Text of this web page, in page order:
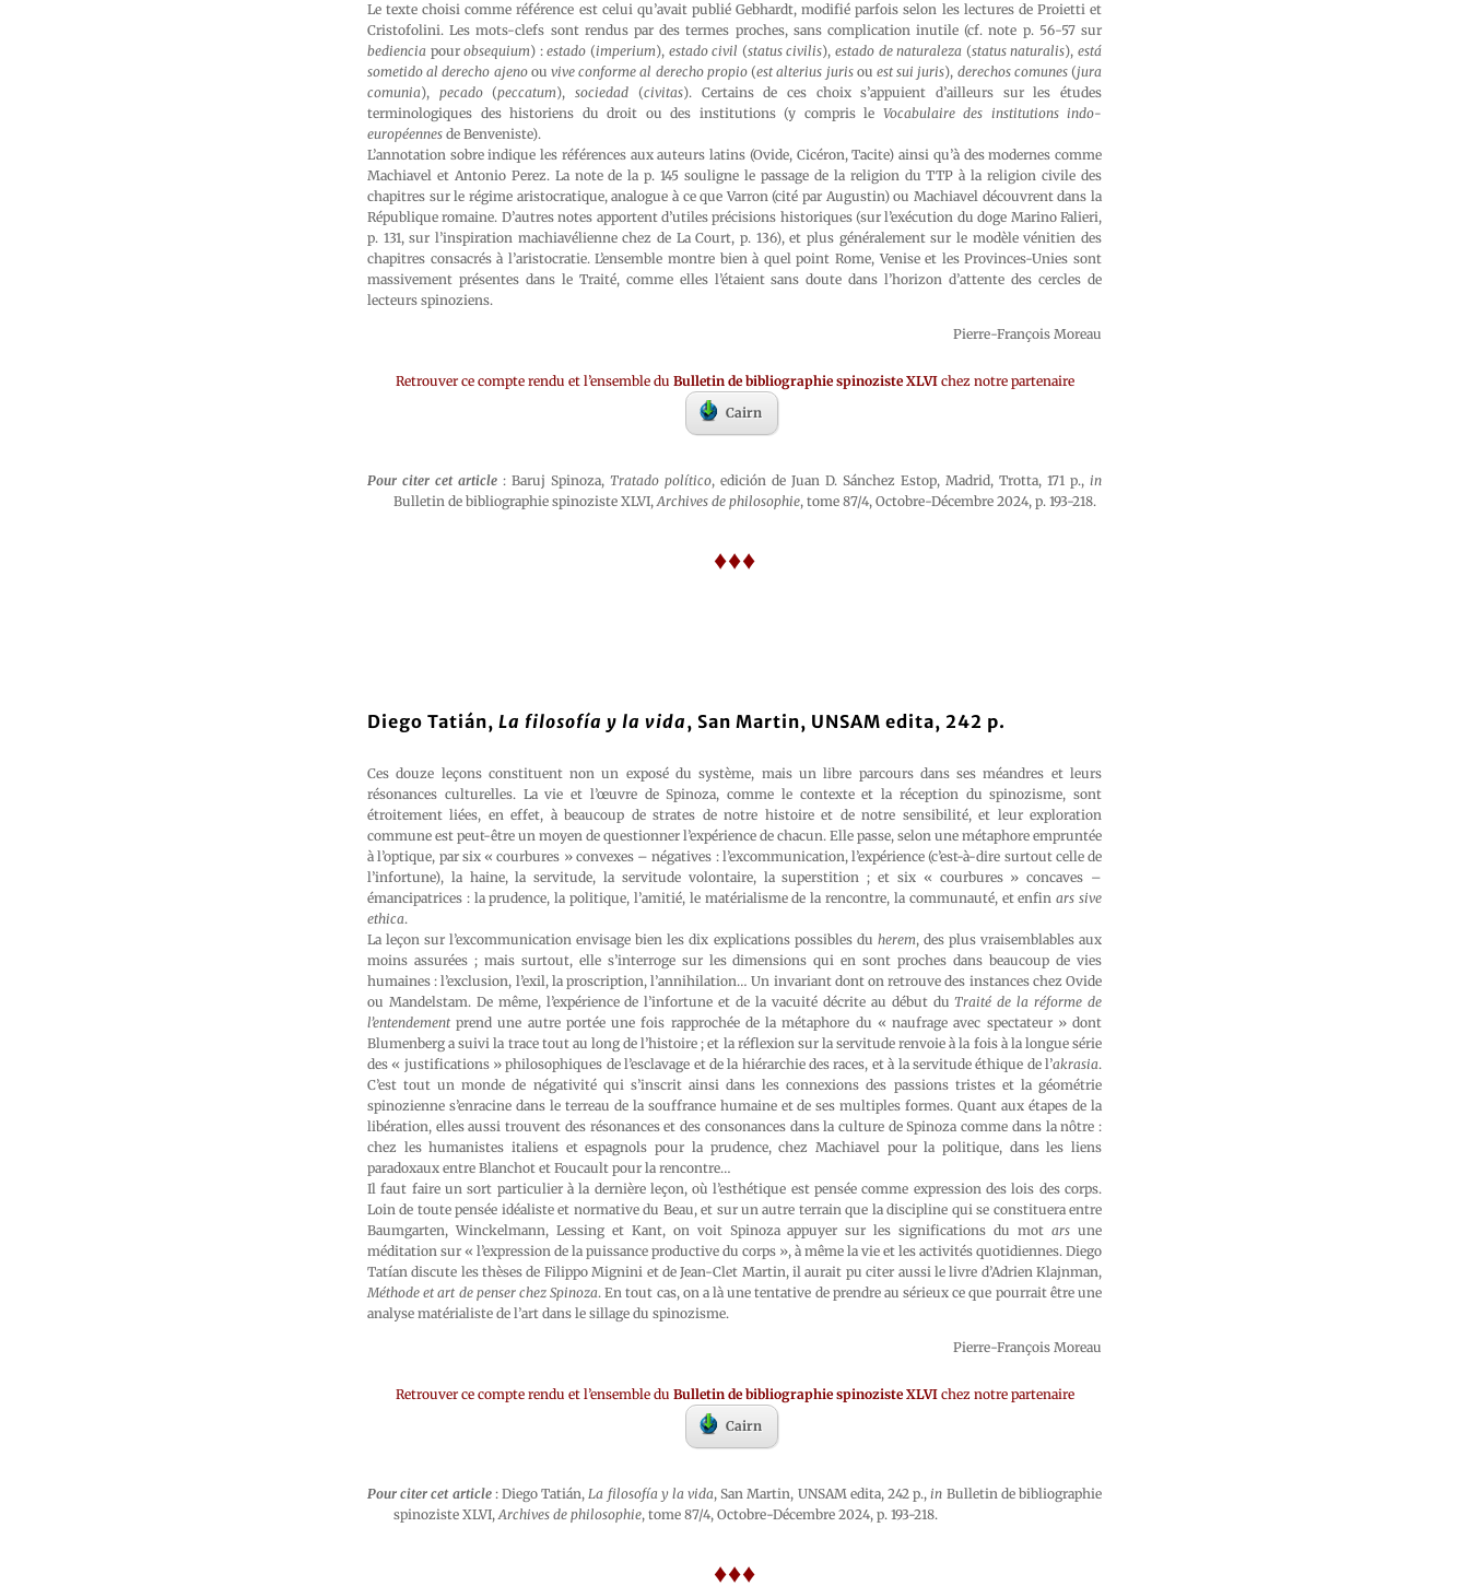
Le texte choisi comme référence est celui qu’avait publié Gebhardt, modifié parfois selon les lectures de Proietti et
Cristofolini. Les mots-clefs sont rendus par des termes proches, sans complication inutile (cf. note p. 56-57 sur
bediencia pourobsequium) :estado (imperium), estado civil (status civilis),estado de naturaleza (status naturalis),está
sometido al derecho ajenoouvive conforme al derecho propio(est alterius jurisou est sui juris), derechos comunes(jura
comunia), pecado(peccatum),sociedad (civitas). Certains de ces choix s’appuient d’ailleurs sur les études
terminologiques des historiens du droit ou des institutions (y compris le Vocabulaire des institutions indo-
européennes de Benveniste).
L’annotation sobre indique les références aux auteurs latins (Ovide, Cicéron, Tacite) ainsi qu’à des modernes comme
Machiavel et Antonio Perez. La note de la p. 145 souligne le passage de la religion du TTP à la religion civile des
chapitres sur le régime aristocratique, analogue à ce que Varron (cité par Augustin) ou Machiavel découvrent dans la
République romaine. D’autres notes apportent d’utiles précisions historiques (sur l’exécution du doge Marino Falieri,
p. 131, sur l’inspiration machiavélienne chez de La Court, p. 136), et plus généralement sur le modèle vénitien des
chapitres consacrés à l’aristocratie. L’ensemble montre bien à quel point Rome, Venise et les Provinces-Unies sont
massivement présentes dans le Traité, comme elles l’étaient sans doute dans l’horizon d’attente des cercles de
lecteurs spinoziens.
Pierre-François Moreau
Retrouver ce compte rendu et l’ensemble du Bulletin de bibliographie spinoziste XLVIchez notre partenaire
Cairn
Pour citer cet article : Baruj Spinoza, Tratado político, edición de Juan D. Sánchez Estop, Madrid, Trotta, 171 p., in
Bulletin de bibliographie spinoziste XLVI,Archives de philosophie, tome 87/4, Octobre-Décembre 2024, p. 193-218.
♦♦♦
Diego Tatián, La filosofía y la vida, San Martin, UNSAM edita, 242 p.
Ces douze leçons constituent non un exposé du système, mais un libre parcours dans ses méandres et leurs
résonances culturelles. La vie et l’œuvre de Spinoza, comme le contexte et la réception du spinozisme, sont
étroitement liées, en effet, à beaucoup de strates de notre histoire et de notre sensibilité, et leur exploration
commune est peut-être un moyen de questionner l’expérience de chacun. Elle passe, selon une métaphore empruntée
à l’optique, par six « courbures » convexes – négatives : l’excommunication, l’expérience (c’est-à-dire surtout celle de
l’infortune), la haine, la servitude, la servitude volontaire, la superstition ; et six « courbures » concaves –
émancipatrices : la prudence, la politique, l’amitié, le matérialisme de la rencontre, la communauté, et enfinars sive
ethica.
La leçon sur l’excommunication envisage bien les dix explications possibles du herem, des plus vraisemblables aux
moins assurées ; mais surtout, elle s’interroge sur les dimensions qui en sont proches dans beaucoup de vies
humaines : l’exclusion, l’exil, la proscription, l’annihilation… Un invariant dont on retrouve des instances chez Ovide
ou Mandelstam. De même, l’expérience de l’infortune et de la vacuité décrite au début duTraité de la réforme de
l’entendement prend une autre portée une fois rapprochée de la métaphore du « naufrage avec spectateur » dont
Blumenberg a suivi la trace tout au long de l’histoire ; et la réflexion sur la servitude renvoie à la fois à la longue série
des « justifications » philosophiques de l’esclavage et de la hiérarchie des races, et à la servitude éthique de l’akrasia.
C’est tout un monde de négativité qui s’inscrit ainsi dans les connexions des passions tristes et la géométrie
spinozienne s’enracine dans le terreau de la souffrance humaine et de ses multiples formes. Quant aux étapes de la
libération, elles aussi trouvent des résonances et des consonances dans la culture de Spinoza comme dans la nôtre :
chez les humanistes italiens et espagnols pour la prudence, chez Machiavel pour la politique, dans les liens
paradoxaux entre Blanchot et Foucault pour la rencontre…
Il faut faire un sort particulier à la dernière leçon, où l’esthétique est pensée comme expression des lois des corps.
Loin de toute pensée idéaliste et normative du Beau, et sur un autre terrain que la discipline qui se constituera entre
Baumgarten, Winckelmann, Lessing et Kant, on voit Spinoza appuyer sur les significations du motars une
méditation sur « l’expression de la puissance productive du corps », à même la vie et les activités quotidiennes. Diego
Tatían discute les thèses de Filippo Mignini et de Jean-Clet Martin, il aurait pu citer aussi le livre d’Adrien Klajnman,
Méthode et art de penser chez Spinoza. En tout cas, on a là une tentative de prendre au sérieux ce que pourrait être une
analyse matérialiste de l’art dans le sillage du spinozisme.
Pierre-François Moreau
Retrouver ce compte rendu et l’ensemble du Bulletin de bibliographie spinoziste XLVIchez notre partenaire
Cairn
Pour citer cet article: Diego Tatián,La filosofía y la vida, San Martin, UNSAM edita, 242 p.,in Bulletin de bibliographie
spinoziste XLVI,Archives de philosophie, tome 87/4, Octobre-Décembre 2024, p. 193-218.
♦♦♦